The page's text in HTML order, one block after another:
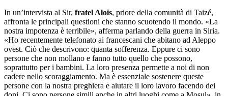
In un’intervista al Sir, fratel Alois, priore della comunità di Taizé,
affronta le principali questioni che stanno scuotendo il mondo. «La
nostra impotenza è terribile», afferma parlando della guerra in Siria.
«Ho recentemente telefonato ai francescani che abitano ad Aleppo
ovest. Ciò che descrivono: quanta sofferenza. Eppure ci sono
persone che non mollano e fanno tutto quello che possono,
soprattutto per i bambini. La loro presenza permette a noi di non
cadere nello scoraggiamento. Ma è essenziale sostenere queste
persone con la nostra preghiera e aiutare il loro lavoro facendo dei